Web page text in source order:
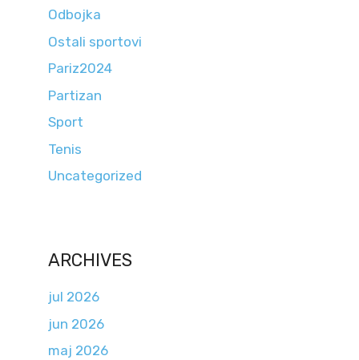
Odbojka
Ostali sportovi
Pariz2024
Partizan
Sport
Tenis
Uncategorized
ARCHIVES
jul 2026
jun 2026
maj 2026